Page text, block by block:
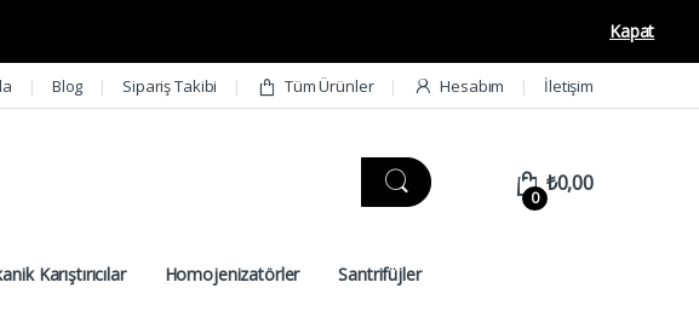
Kapat
Blog Sipariş Takibi Tüm Ürünler Hesabım İletişim
0
₺0,00
Karıştırıcılar Homojenizatörler Santrifüjler